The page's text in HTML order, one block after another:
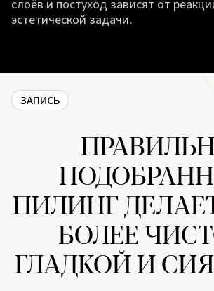
слоёв и постуход зависят от
эстетической задачи.
ЗАПИСЬ
ПИЛИНГ
БОЛЕЕ
ГЛАДКОЙ И